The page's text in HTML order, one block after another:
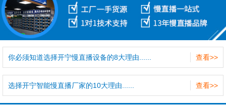
查看>>
你必须知道选择开宁慢直播设备的8大理由......
查看>>
选择开宁智能慢直播厂家的10大理由......